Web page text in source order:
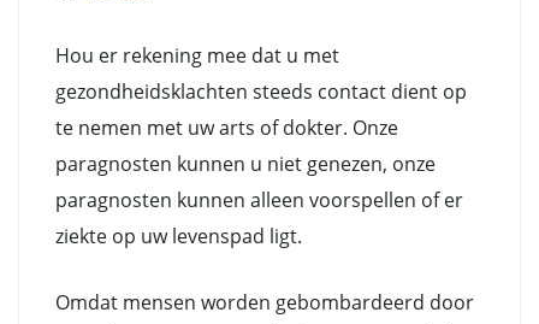
Hou er rekening mee dat u met
gezondheidsklachten steeds contact dient op
te nemen met uw arts of dokter. Onze
paragnosten kunnen u niet genezen, onze
paragnosten kunnen alleen voorspellen of er
ziekte op uw levenspad ligt.
Omdat mensen worden gebombardeerd door